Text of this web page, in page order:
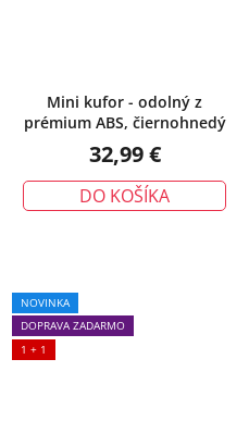
Mini kufor - odolný z
prémium ABS, čiernohnedý
32,99 €
DO KOŠÍKA
NOVINKA
DOPRAVA ZADARMO
1 + 1